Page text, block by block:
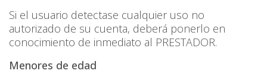
Si el usuario detectase cualquier uso no
autorizado de su cuenta, deberá ponerlo en
conocimiento de inmediato al PRESTADOR.
Menores de edad